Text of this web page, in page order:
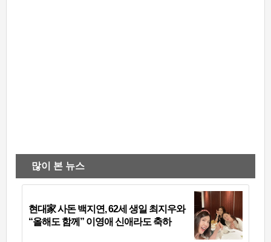
많이 본 뉴스
현대家 사돈 백지연, 62세 생일 최지우와
“올해도 함께” 이영애 신애라도 축하